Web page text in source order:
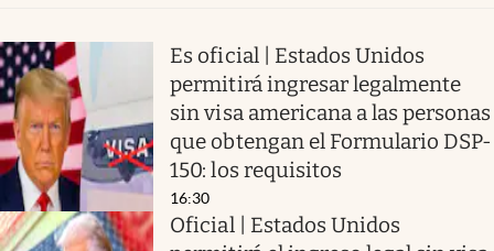
Es oficial | Estados Unidos
permitirá ingresar legalmente
sin visa americana a las personas
que obtengan el Formulario DSP-
150: los requisitos
16:30
Oficial | Estados Unidos